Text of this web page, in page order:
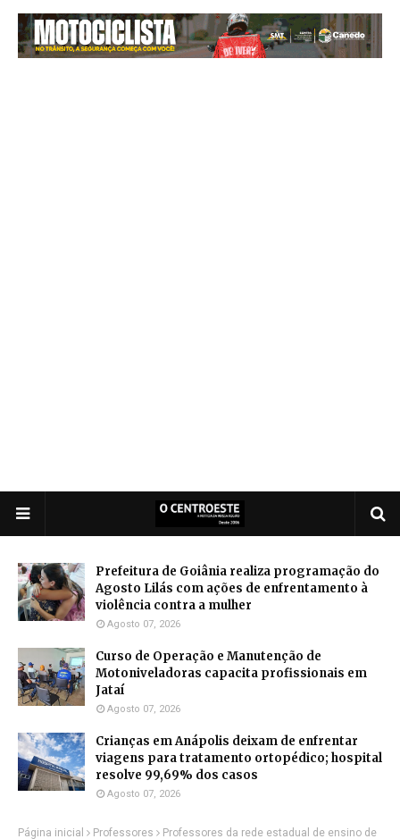
Prefeitura de Goiânia realiza programação do
Agosto Lilás com ações de enfrentamento à
violência contra a mulher
Agosto 07, 2026
Curso de Operação e Manutenção de
Motoniveladoras capacita profissionais em
Jataí
Agosto 07, 2026
Crianças em Anápolis deixam de enfrentar
viagens para tratamento ortopédico; hospital
resolve 99,69% dos casos
Agosto 07, 2026
Página inicial Professores
Professores da rede estadual de ensino de